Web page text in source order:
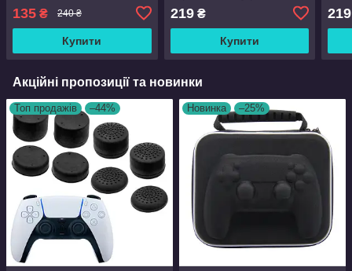
135 ₴ 240 ₴
Купити
219₴
Купити
219
Акційні пропозиції та новинки
Топ продажів –44% Новинка –25%